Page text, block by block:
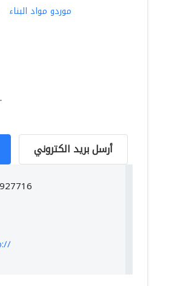
موردو مواد البناء
أرسل بريد الكتروني